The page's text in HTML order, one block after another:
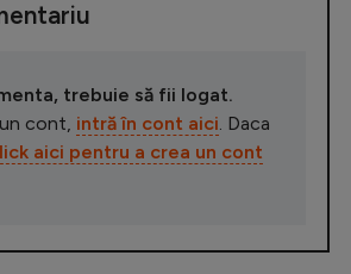
trebuie să fii logat.
cont, intră în cont aici . Daca
aici pentru a crea un cont